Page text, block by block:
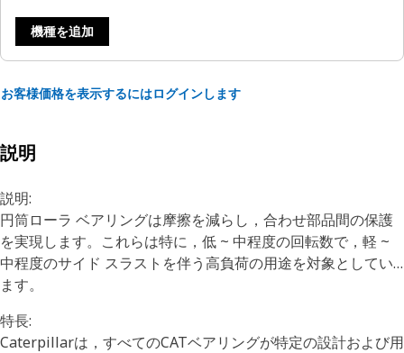
機種を追加
お客様価格を表示するにはログインします
説明
説明:
円筒ローラ ベアリングは摩擦を減らし，合わせ部品間の保護
を実現します。これらは特に，低 ~ 中程度の回転数で，軽 ~
中程度のサイド スラストを伴う高負荷の用途を対象としてい
ます。
特長:
Caterpillarは，すべてのCATベアリングが特定の設計および用